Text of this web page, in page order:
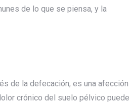
de lo que se piensa, y la
de la defecación, es una afección
crónico del suelo pélvico puede